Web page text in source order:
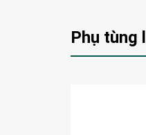
Phụ tùng